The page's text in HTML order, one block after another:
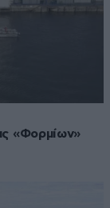
«Φορμίων»